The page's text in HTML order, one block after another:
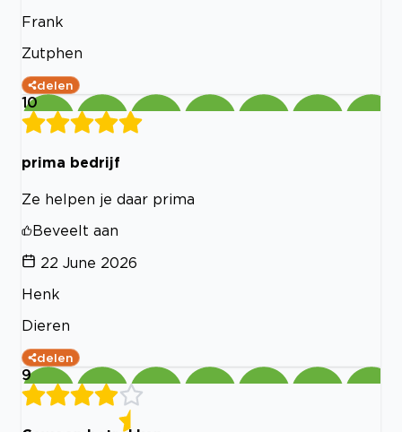
Frank
Zutphen
delen
10
prima bedrijf
Ze helpen je daar prima
Beveelt aan
22 June 2026
Henk
Dieren
delen
9